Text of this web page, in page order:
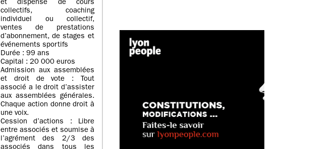
et dispense de cours
collectifs, coaching
individuel ou collectif,
ventes de prestations
d’abonnement, de stages et
événements sportifs
Durée : 99 ans
Capital : 20 000 euros
Admission aux assemblées
et droit de vote : Tout
associé a le droit d’assister
aux assemblées générales.
Chaque action donne droit à
une voix.
Cession d’actions : Libre
entre associés et soumise à
l’agrément des 2/3 des